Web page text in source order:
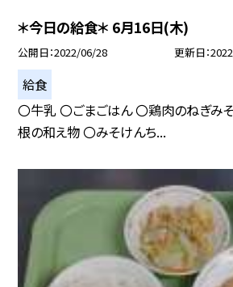
＊今日の給食＊ 6月16日(木)
公開日 2022/06/28 更新日
給食
〇牛乳 〇ごまごはん 〇鶏肉のねぎみ
根の和え物 〇みそけんち...